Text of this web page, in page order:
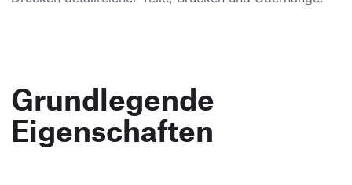
Grundlegende
Eigenschaften